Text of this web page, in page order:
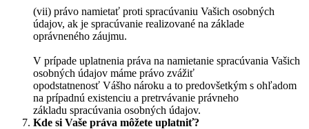
(vii) právo namietať proti spracúvaniu Vašich osobných
údajov, ak je spracúvanie realizované na základe
oprávneného záujmu.
V prípade uplatnenia práva na namietanie spracúvania Vašich
osobných údajov máme právo zvážiť
opodstatnenosť Vášho nároku a to predovšetkým s ohľadom
na prípadnú existenciu a pretrvávanie právneho
základu spracúvania osobných údajov.
Kde si Vaše práva môžete uplatniť?